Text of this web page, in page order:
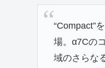
“Compact”
場。α7Cの
域のさらな